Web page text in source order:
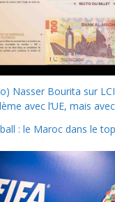
Nasser Bourita sur
avec l’UE, mais avec
: le Maroc dans le